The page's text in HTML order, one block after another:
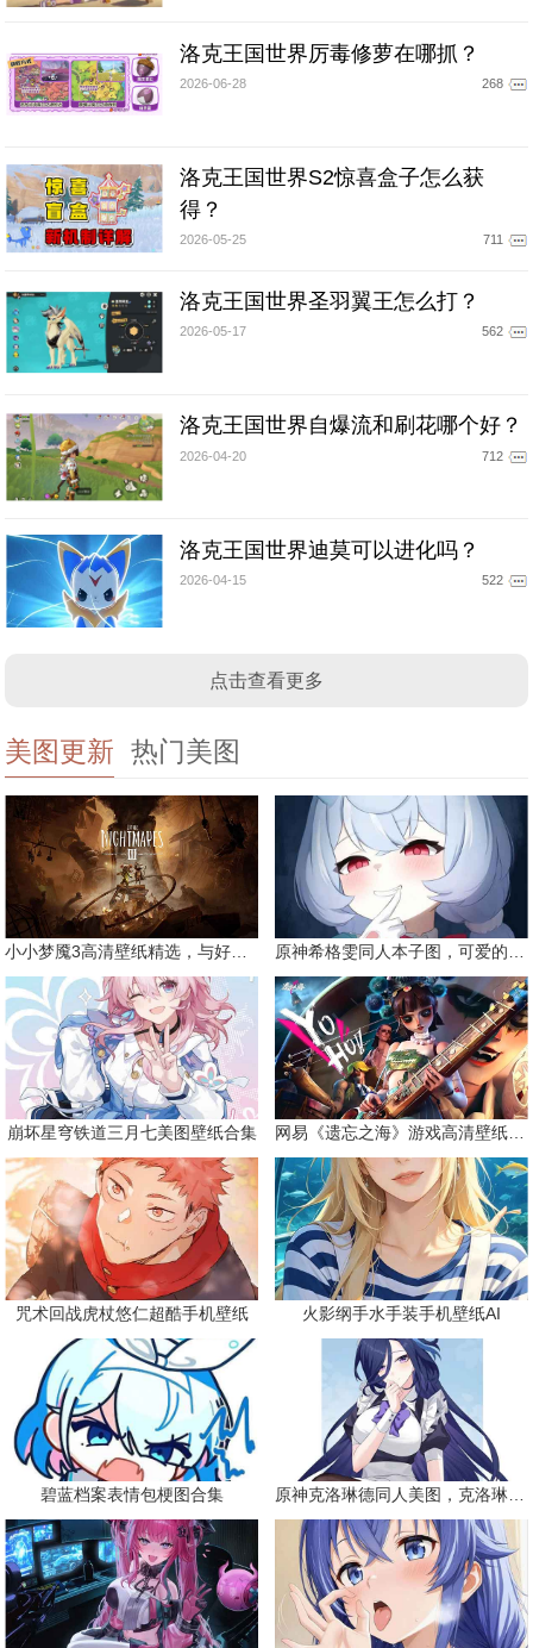
洛克王国世界厉毒修萝在哪抓？
2026-06-28 268
洛克王国世界S2惊喜盒子怎么获
得？
2026-05-25 711
洛克王国世界圣羽翼王怎么打？
2026-05-17 562
洛克王国世界自爆流和刷花哪个好？
2026-04-20 712
洛克王国世界迪莫可以进化吗？
2026-04-15 522
点击查看更多
美图更新 热门美图
小小梦魇3高清壁纸精选，与好友一同面对恐惧 原神希格雯同人本子图，可爱的双马尾
崩坏星穹铁道三月七美图壁纸合集 网易《遗忘之海》游戏高清壁纸精选
咒术回战虎杖悠仁超酷手机壁纸 火影纲手水手装手机壁纸AI
碧蓝档案表情包梗图合集 原神克洛琳德同人美图，克洛琳德战败会怎样